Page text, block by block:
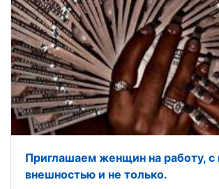
Приглашаем женщин на работу, с
внешностью и не только.